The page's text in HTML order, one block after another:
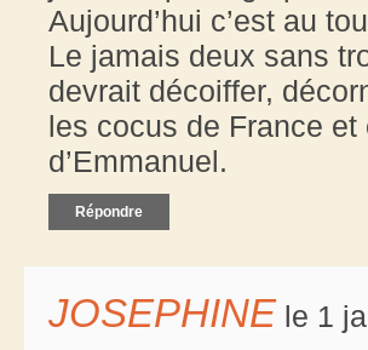
Aujourd’hui c’est au
Le jamais deux sans
devrait décoiffer,
les cocus de France
d’Emmanuel.
Répondre
JOSEPHINE le 1